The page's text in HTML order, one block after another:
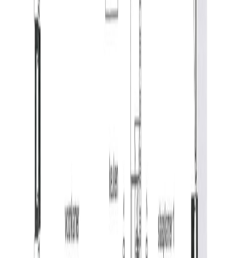
toegang tot het balkon (ca. 4 m²). De open keuken heeft
een keukenblok in rechte opstelling en is voorzien van
veel gemakken. Zo vindt u hier een gaskookplaat, RVS
afzuigkap, RVS spoelbak, vaatwasser en een combi-
De slaapkamer is gelegen aan de binnenplaats van het
complex. Ook deze is strak afgewerkt met een gietvloer
en stucwerk op de wanden en plafonds. De badkamer is
volledig betegeld en voorzien van een wastafel en een
zeer grote en verlichte douchecabine. In de
douchecabine vindt u een regendouche, een losse
handdouche en een vaste hoekbank. Tevens is de
badkamer voorzien van muziek speakers, inbouwspots
en koofverlichting in het plafond. Ook de separate
toiletruimte is volledig betegeld en voorzien van een
staand toilet en een fonteintje.
Inpandige berging:
Hier vindt u naast handige bergruimte ook de opstelling